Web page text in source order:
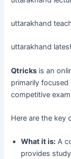
uttarakhand
uttarakhand
Qtricks is an
primarily
competitive
Here are the key
What it is: A
provides